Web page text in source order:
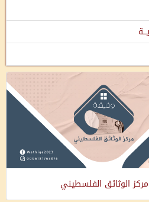
الوثائق الفلسطيني